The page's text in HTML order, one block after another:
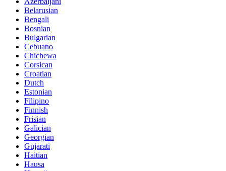
Belarusian
Bengali
Bosnian
Bulgarian
Cebuano
Chichewa
Corsican
Croatian
Dutch
Estonian
Filipino
Finnish
Frisian
Galician
Georgian
Gujarati
Haitian
Hausa